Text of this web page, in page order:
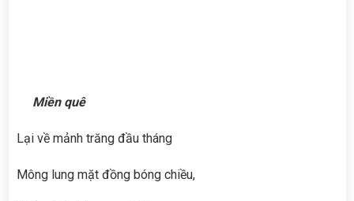
Miền quê
Lại về mảnh trăng đầu tháng
Mông lung mặt đồng bóng chiều,